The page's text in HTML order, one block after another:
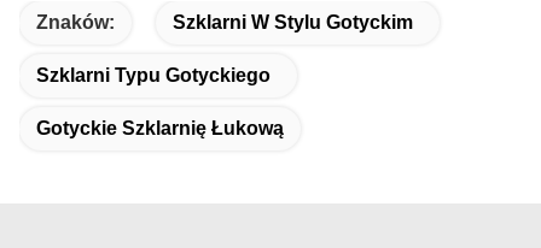
Znaków: Szklarni W Stylu Gotyckim
Szklarni Typu Gotyckiego
Gotyckie Szklarnię Łukową